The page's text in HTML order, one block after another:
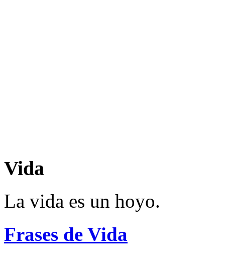
Vida
La vida es un hoyo.
Frases de Vida